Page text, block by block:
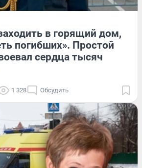
в горящий дом,
погибших». Простой
сердца тысяч
1 328 Обсудить